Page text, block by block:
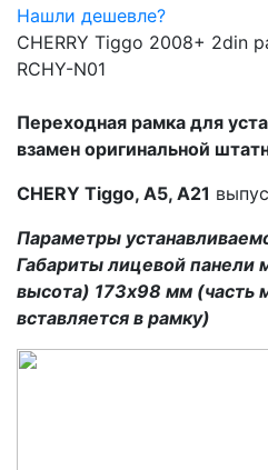
Нашли дешевле?
CHERRY Tiggo 2008+ 2din
RCHY-N01
Переходная рамка для
взамен оригинальной
CHERY Tiggo, A5, A21
Параметры
Габариты лицевой панели
высота) 173х98 мм (часть
вставляется в рамку)